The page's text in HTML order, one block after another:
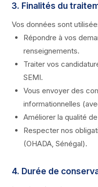
3. Finalités du
Vos données sont
Répondre à vos
renseignements.
Traiter vos
SEMI.
Vous envoyer des
informationnelles
Améliorer la qualité
Respecter nos
(OHADA, Sénégal).
4. Durée de